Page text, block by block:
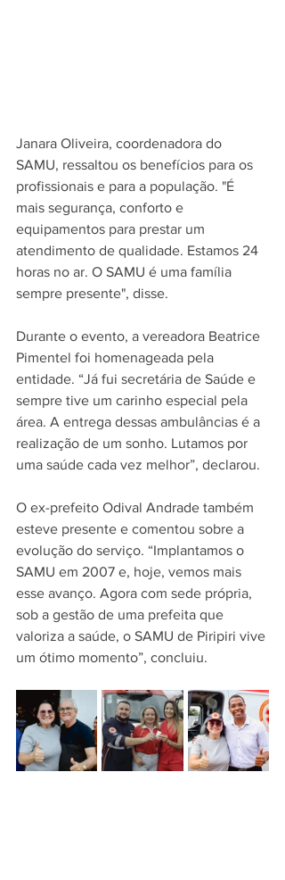
Janara Oliveira, coordenadora do
SAMU, ressaltou os benefícios para os
profissionais e para a população. "É
mais segurança, conforto e
equipamentos para prestar um
atendimento de qualidade. Estamos 24
horas no ar. O SAMU é uma família
sempre presente", disse.
Durante o evento, a vereadora Beatrice
Pimentel foi homenageada pela
entidade. “Já fui secretária de Saúde e
sempre tive um carinho especial pela
área. A entrega dessas ambulâncias é a
realização de um sonho. Lutamos por
uma saúde cada vez melhor”, declarou.
O ex-prefeito Odival Andrade também
esteve presente e comentou sobre a
evolução do serviço. “Implantamos o
SAMU em 2007 e, hoje, vemos mais
esse avanço. Agora com sede própria,
sob a gestão de uma prefeita que
valoriza a saúde, o SAMU de Piripiri vive
um ótimo momento”, concluiu.